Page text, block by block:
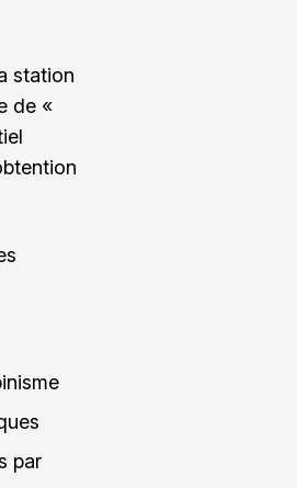
station
de «
par